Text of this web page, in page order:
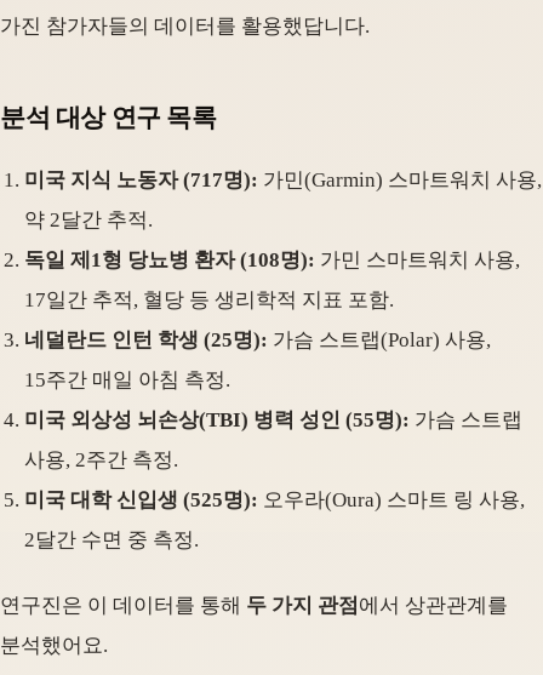
가진 참가자들의 데이터를 활용했답니다.
분석 대상 연구 목록
미국 지식 노동자 (717명): 가민(Garmin) 스마트워치 사용,
약 2달간 추적.
독일 제1형 당뇨병 환자 (108명): 가민 스마트워치 사용,
17일간 추적, 혈당 등 생리학적 지표 포함.
네덜란드 인턴 학생 (25명): 가슴 스트랩(Polar) 사용,
15주간 매일 아침 측정.
미국 외상성 뇌손상(TBI) 병력 성인 (55명): 가슴 스트랩
사용, 2주간 측정.
미국 대학 신입생 (525명): 오우라(Oura) 스마트 링 사용,
2달간 수면 중 측정.
연구진은 이 데이터를 통해 두 가지 관점 에서 상관관계를
분석했어요.